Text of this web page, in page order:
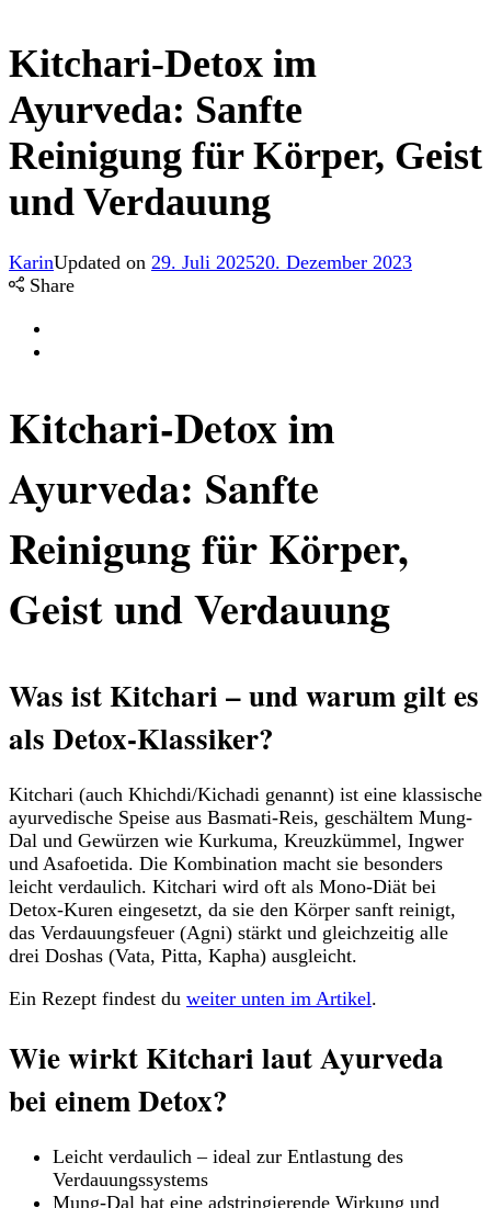
Kitchari-Detox im
Ayurveda: Sanfte
Reinigung für Körper, Geist
und Verdauung
KarinUpdated on 29. Juli 202520. Dezember 2023
Share
Kitchari-Detox im
Ayurveda: Sanfte
Reinigung für Körper,
Geist und Verdauung
Was ist Kitchari – und warum gilt es
als Detox-Klassiker?
Kitchari (auch Khichdi/Kichadi genannt) ist eine klassische
ayurvedische Speise aus Basmati-Reis, geschältem Mung-
Dal und Gewürzen wie Kurkuma, Kreuzkümmel, Ingwer
und Asafoetida. Die Kombination macht sie besonders
leicht verdaulich. Kitchari wird oft als Mono-Diät bei
Detox-Kuren eingesetzt, da sie den Körper sanft reinigt,
das Verdauungsfeuer (Agni) stärkt und gleichzeitig alle
drei Doshas (Vata, Pitta, Kapha) ausgleicht.
Ein Rezept findest du weiter unten im Artikel.
Wie wirkt Kitchari laut Ayurveda
bei einem Detox?
Leicht verdaulich – ideal zur Entlastung des
Verdauungssystems
Mung-Dal hat eine adstringierende Wirkung und